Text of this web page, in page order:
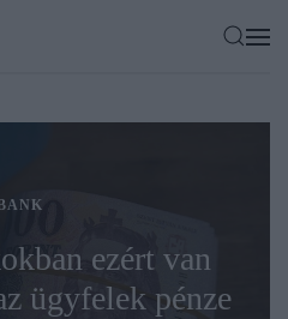
ezért van
ügyfelek pénze